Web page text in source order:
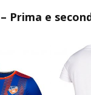
Prima e